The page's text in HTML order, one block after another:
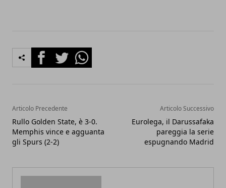
FacebookTwitterWhatsapp
Articolo Precedente
Rullo Golden State, è 3-0.
Memphis vince e agguanta
gli Spurs (2-2)
Articolo Successivo
Eurolega, il Darussafaka
pareggia la serie
espugnando Madrid